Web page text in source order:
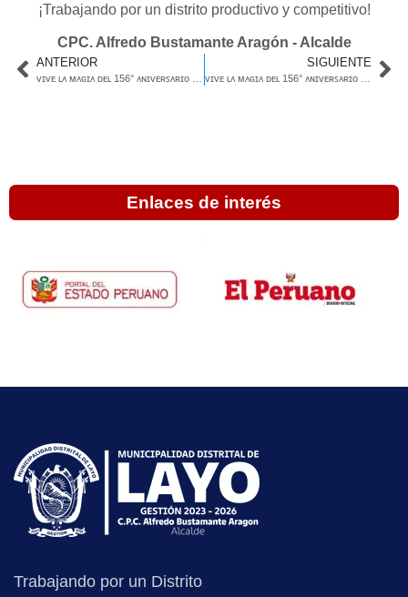
¡Trabajando por un distrito productivo y competitivo!
CPC. Alfredo Bustamante Aragón - Alcalde
ANTERIOR SIGUIENTE
Enlaces de interés
Trabajando por un Distrito